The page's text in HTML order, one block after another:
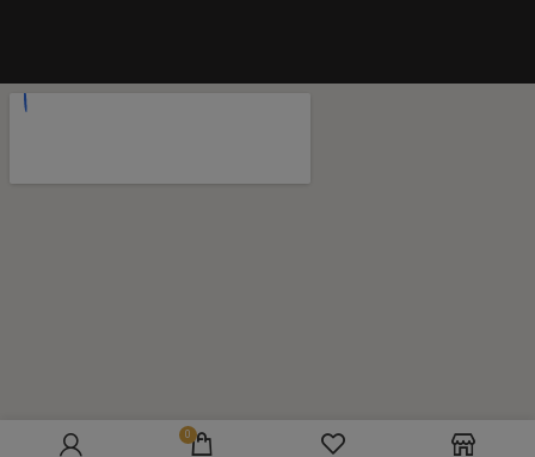
הוספה לסל
0